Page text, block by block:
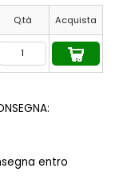
Q.tà Acquista
entro